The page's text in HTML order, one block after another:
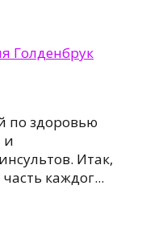
Голденбрук
по здоровью
и
Итак,
каждог...